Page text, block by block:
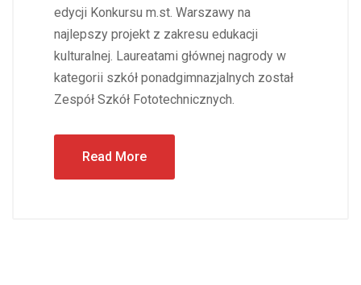
edycji Konkursu m.st. Warszawy na
najlepszy projekt z zakresu edukacji
kulturalnej. Laureatami głównej nagrody w
kategorii szkół ponadgimnazjalnych został
Zespół Szkół Fototechnicznych.
Read More